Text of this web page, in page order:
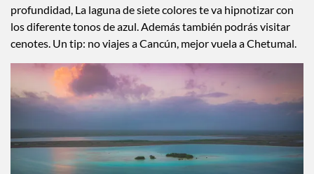
profundidad, La laguna de siete colores te va hipnotizar con
los diferente tonos de azul. Además también podrás visitar
cenotes. Un tip: no viajes a Cancún, mejor vuela a Chetumal.